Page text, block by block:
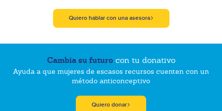
Quiero hablar con una asesora
Cambia su futurocon tu donativo
Ayuda a que mujeres de escasos recursos cuenten con un
método anticonceptivo
Quiero donar